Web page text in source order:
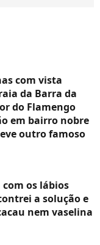
com vista
da Barra da
do Flamengo
em bairro nobre
outro famoso
os lábios
a solução e
nem vaselina